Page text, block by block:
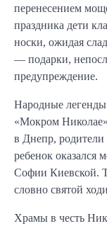
перенесением
праздника дети
носки, ожидая
— подарки,
предупреждение.
Народные
«Мокром
в Днепр, родители
ребенок
Софии Киевской.
словно святой
Храмы в честь